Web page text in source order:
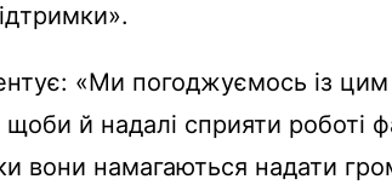
«Ми погоджуємось із цим
й надалі сприяти роботі
вони намагаються надати